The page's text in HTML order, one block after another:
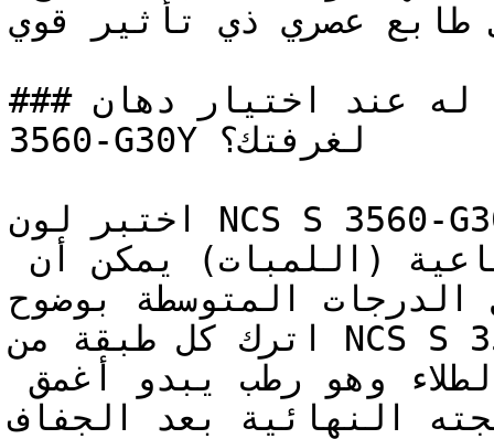
طابع عصري ذي تأثير قوي.
### ما الذي يجب الانتباه له عند اختيار دهان NCS S
3560-G30Y لغرفتك؟
اختبر لون NCS S 3560-G30Y في الغرفة المحددة قبل
المتوسطة بوضوح.
اترك كل طبقة من NCS S 3560-G30Y لتجف تماماً قبل
النهائية بعد الجفاف.